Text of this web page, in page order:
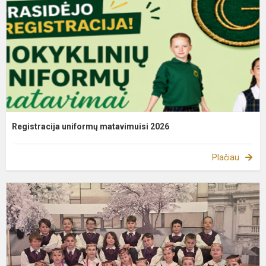
Registracija uniformų matavimuisi 2026
Plačiau